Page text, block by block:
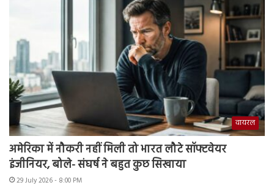
वायरल
अमेरिका में नौकरी नहीं मिली तो भारत लौटे सॉफ्टवेयर
इंजीनियर, बोले- संघर्ष ने बहुत कुछ सिखाया
29 July 2026 - 8:00 PM